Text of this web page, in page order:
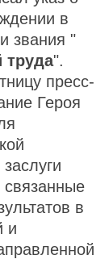
в
звания "
труда".
пресс-
Героя
в
и